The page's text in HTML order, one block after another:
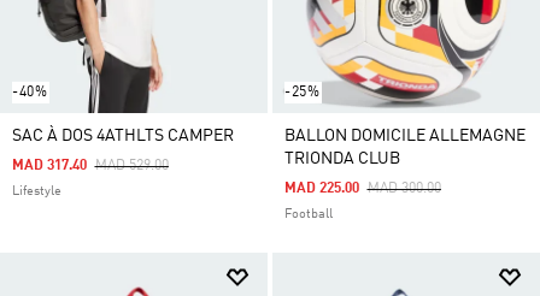
-40%
SAC À DOS 4ATHLTS CAMPER
Price Reduced From
MAD 529.00To
MAD 317.40
Lifestyle
-25%
BALLON DOMICILE ALLEMAGNE
TRIONDA CLUB
Price Reduced From
MAD 300.00To
MAD 225.00
Football